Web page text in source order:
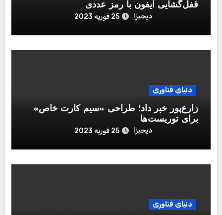
قفل‌گشایی آیفون با رمز عددی
دیجیزا 25 فوریه 2023
دنیای فناوری
زارع‌پور خبر داد؛ طراحی «سیم کارت خاص»
برای توریست‌ها
دیجیزا 25 فوریه 2023
دنیای فناوری